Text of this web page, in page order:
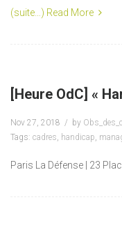
(suite…) Read More
[Heure OdC] «
Nov 27, 2018 by
Tags: cadres, handicap,
Paris La Défense | 23